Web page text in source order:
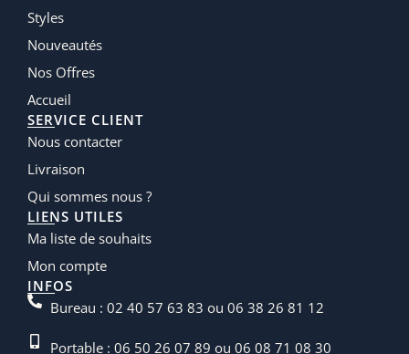
Styles
Nouveautés
Nos Offres
Accueil
SERVICE CLIENT
Nous contacter
Livraison
Qui sommes nous ?
LIENS UTILES
Ma liste de souhaits
Mon compte
INFOS
Bureau : 02 40 57 63 83 ou 06 38 26 81 12
Portable : 06 50 26 07 89 ou 06 08 71 08 30